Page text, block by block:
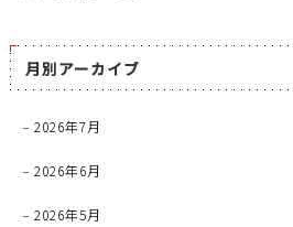
月別アーカイブ
2026年7月
2026年6月
2026年5月